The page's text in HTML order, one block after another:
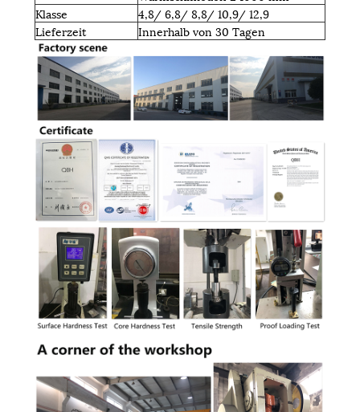
Klasse
4,8/ 6,8/ 8,8/ 10,9/ 12,9
Lieferzeit
Innerhalb von 30 Tagen